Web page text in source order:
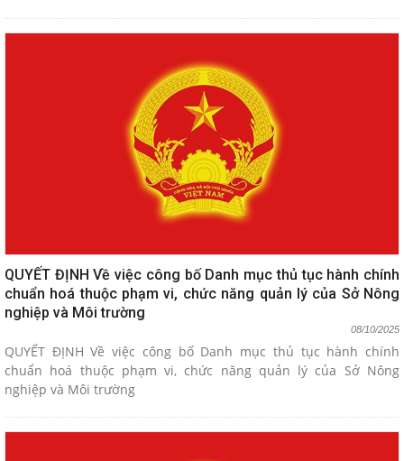
QUYẾT ĐỊNH Về việc công bố Danh mục thủ tục hành chính
chuẩn hoá thuộc phạm vi, chức năng quản lý của Sở Nông
nghiệp và Môi trường
08/10/2025
QUYẾT ĐỊNH Về việc công bố Danh mục thủ tục hành chính
chuẩn hoá thuộc phạm vi, chức năng quản lý của Sở Nông
nghiệp và Môi trường